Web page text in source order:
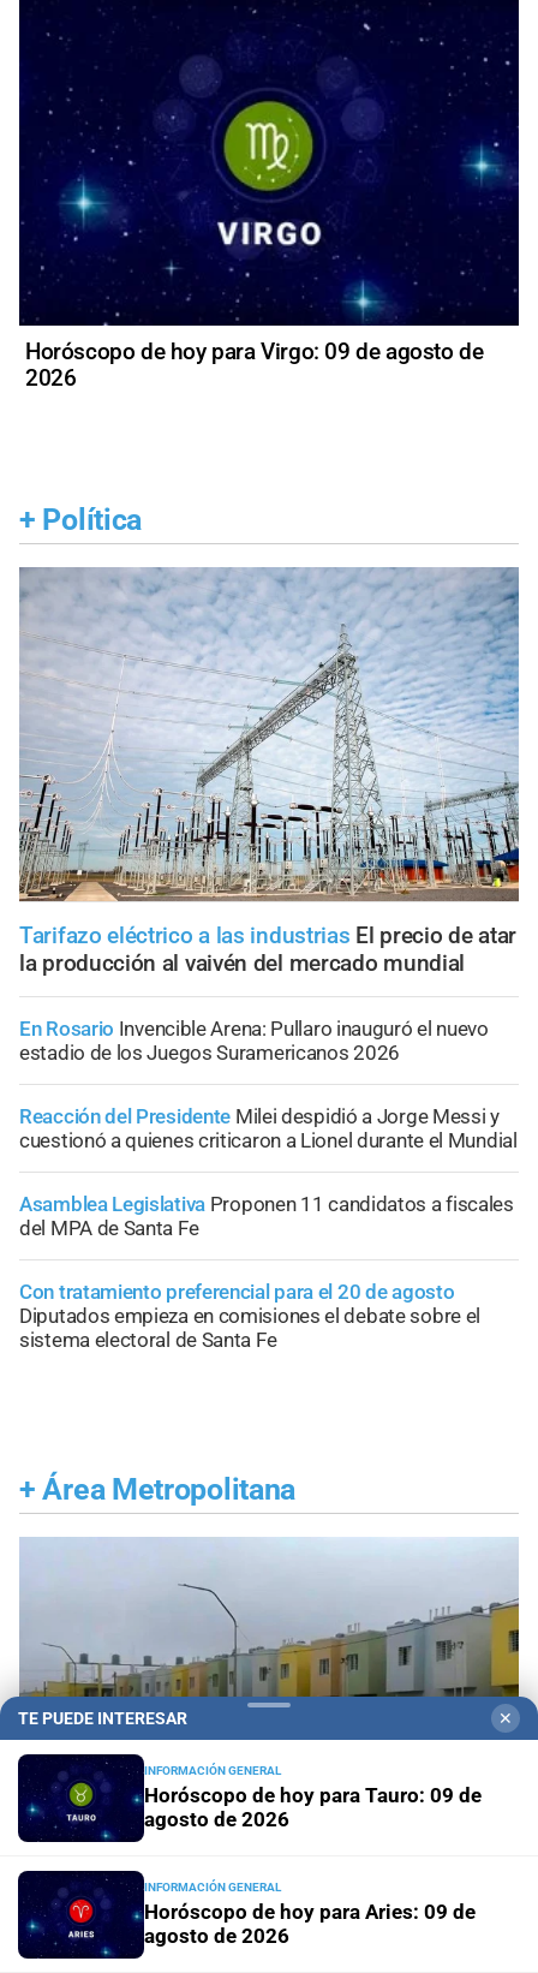
Horóscopo de hoy para Virgo: 09 de agosto de
2026
+ Política
Tarifazo eléctrico a las industrias El precio de atar
la producción al vaivén del mercado mundial
En Rosario Invencible Arena: Pullaro inauguró el nuevo
estadio de los Juegos Suramericanos 2026
Reacción del Presidente Milei despidió a Jorge Messi y
cuestionó a quienes criticaron a Lionel durante el Mundial
Asamblea Legislativa Proponen 11 candidatos a fiscales
del MPA de Santa Fe
Con tratamiento preferencial para el 20 de agosto
Diputados empieza en comisiones el debate sobre el
sistema electoral de Santa Fe
+ Área Metropolitana
Santa Fe ciudadEsmeralda Este II: la Villa
Suramericana que después de los Juegos será
hogar de 346 familias
TE PUEDE INTERESAR ✕
INFORMACIÓN GENERAL
Horóscopo de hoy para Tauro: 09 de
agosto de 2026
INFORMACIÓN GENERAL
Horóscopo de hoy para Aries: 09 de
agosto de 2026